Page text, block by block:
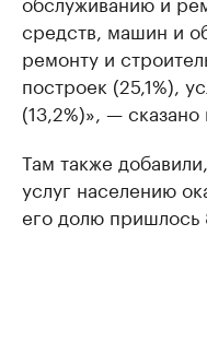
средств, машин и
ремонту и
построек (25,1%),
(13,2%)», —
Там также
услуг населению
его долю пришлось